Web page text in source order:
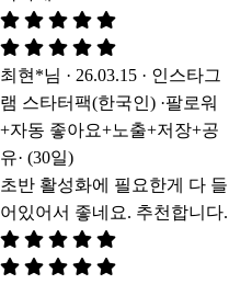
최현*님 · 26.03.15 · 인스타그
램 스타터팩(한국인) ·팔로워
+자동 좋아요+노출+저장+공
유· (30일)
초반 활성화에 필요한게 다 들
어있어서 좋네요. 추천합니다.